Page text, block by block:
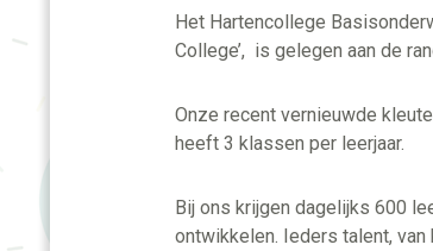
Het Hartencollege
College’, is gelegen aan de
Onze recent vernieuwde
heeft 3 klassen per leerjaar.
Bij ons krijgen dagelijks 600
ontwikkelen. Ieders talent, van